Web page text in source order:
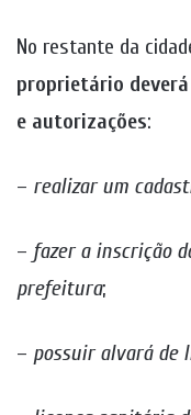
No restante da
proprietário
e autorizações:
– realizar um
– fazer a inscrição
prefeitura;
– possuir alvará de